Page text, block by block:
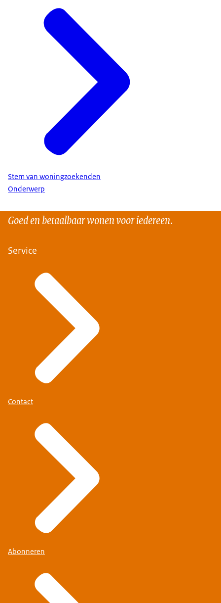
Stem van woningzoekenden
Onderwerp
Goed en betaalbaar wonen voor iedereen.
Service
Contact
Abonneren